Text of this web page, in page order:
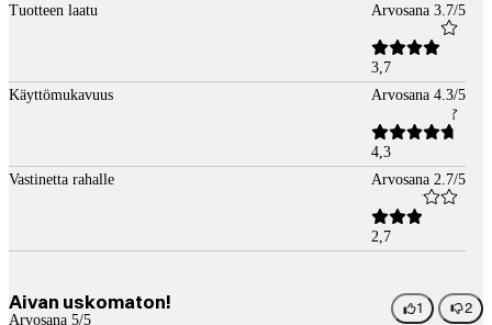
Tuotteen laatu Arvosana 3.7/5
3,7
Käyttömukavuus
Arvosana 4.3/5
4,3
Vastinetta rahalle
Arvosana 2.7/5
2,7
Aivan uskomaton!
Arvosana 5/5
1 2